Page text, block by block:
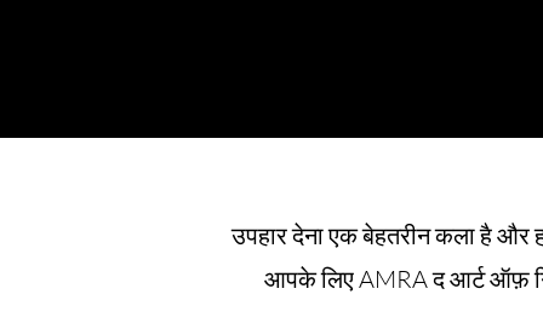
उपहार देना एक बेहतरीन कला है और
आपके लिए AMRA द आर्ट ऑफ़